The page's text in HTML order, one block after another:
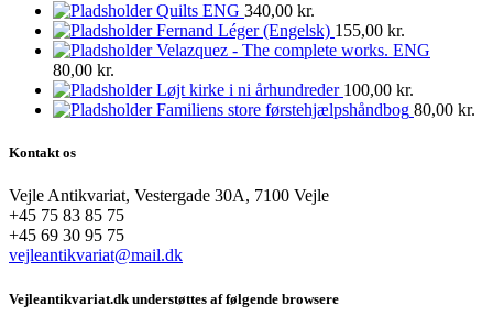
Quilts ENG 340,00 kr.
Fernand Léger (Engelsk) 155,00 kr.
Velazquez - The complete works. ENG
80,00 kr.
Løjt kirke i ni århundreder 100,00 kr.
Familiens store førstehjælpshåndbog 80,00 kr.
Kontakt os
Vejle Antikvariat, Vestergade 30A, 7100 Vejle
+45 75 83 85 75
+45 69 30 95 75
vejleantikvariat@mail.dk
Vejleantikvariat.dk understøttes af følgende browsere